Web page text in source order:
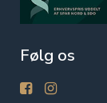
Følg os